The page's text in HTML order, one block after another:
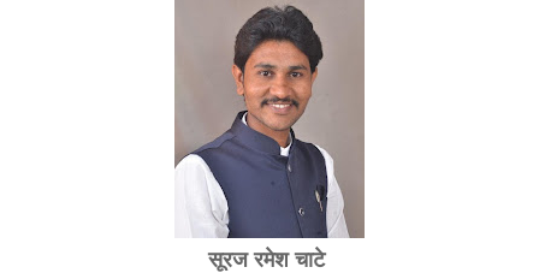
सूरज रमेश चाटे